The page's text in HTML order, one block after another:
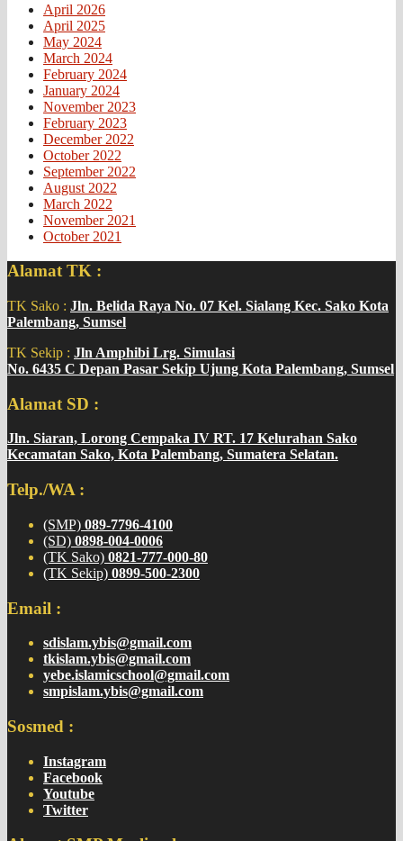
April 2026
April 2025
May 2024
March 2024
February 2024
January 2024
November 2023
February 2023
December 2022
October 2022
September 2022
August 2022
March 2022
November 2021
October 2021
Alamat TK :
TK Sako : Jln. Belida Raya No. 07 Kel. Sialang Kec. Sako Kota
Palembang, Sumsel
TK Sekip : Jln Amphibi Lrg. Simulasi
No. 6435 C Depan Pasar Sekip Ujung Kota Palembang, Sumsel
Alamat SD :
Jln. Siaran, Lorong Cempaka IV RT. 17 Kelurahan Sako
Kecamatan Sako, Kota Palembang, Sumatera Selatan.
Telp./WA :
(SMP) 089-7796-4100
(SD) 0898-004-0006
(TK Sako) 0821-777-000-80
(TK Sekip) 0899-500-2300
Email :
sdislam.ybis@gmail.com
tkislam.ybis@gmail.com
yebe.islamicschool@gmail.com
smpislam.ybis@gmail.com
Sosmed :
Instagram
Facebook
Youtube
Twitter